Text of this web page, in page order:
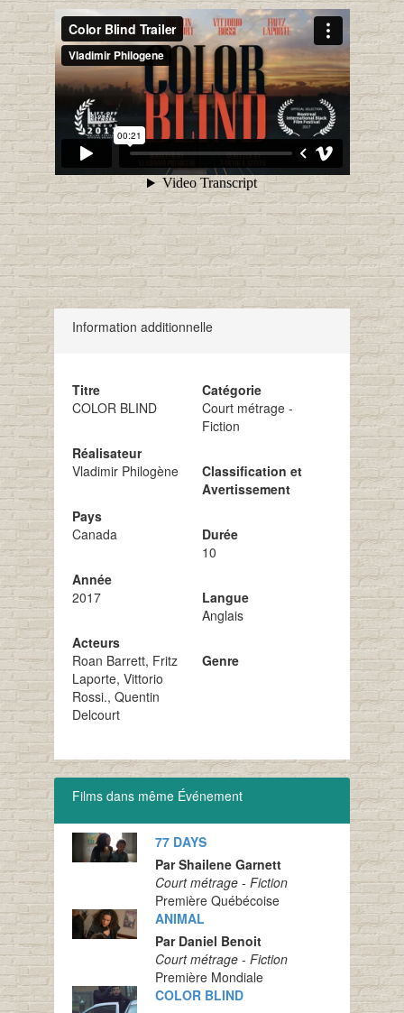
Information additionnelle
Titre
COLOR BLIND
Réalisateur
Vladimir Philogène
Pays
Canada
Année
2017
Acteurs
Roan Barrett, Fritz
Laporte, Vittorio
Rossi., Quentin
Delcourt
Catégorie
Court métrage -
Fiction
Classification et
Avertissement
Durée
10
Langue
Anglais
Genre
Films dans même Événement
77 DAYS
Par Shailene Garnett
Court métrage - Fiction
Première Québécoise
ANIMAL
Par Daniel Benoit
Court métrage - Fiction
Première Mondiale
COLOR BLIND